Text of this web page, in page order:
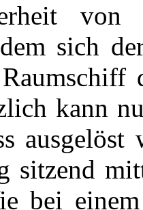
sich
kann
sitzend
bei